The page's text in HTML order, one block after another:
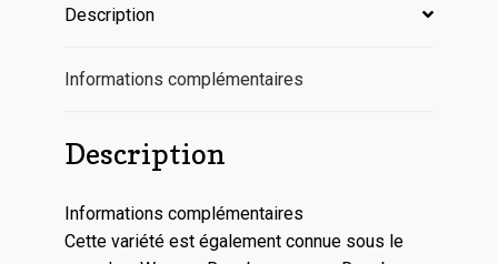
Description
Informations complémentaires
Description
Informations complémentaires
Cette variété est également connue sous le